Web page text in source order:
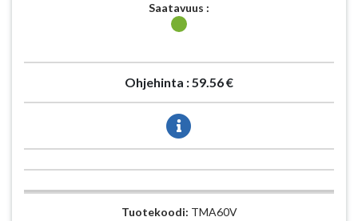
Saatavuus :
Ohjehinta :59.56 €
Tuotekoodi: TMA60V